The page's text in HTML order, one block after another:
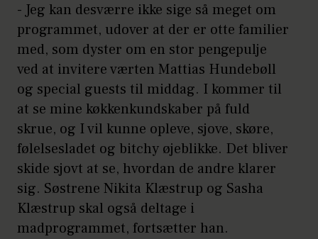
- Jeg kan desværre ikke sige så meget om
programmet, udover at der er otte familier
med, som dyster om en stor pengepulje
ved at invitere værten Mattias Hundebøll
og special guests til middag. I kommer til
at se mine køkkenkundskaber på fuld
skrue, og I vil kunne opleve, sjove, skøre,
følelsesladet og bitchy øjeblikke. Det bliver
skide sjovt at se, hvordan de andre klarer
sig. Søstrene Nikita Klæstrup og Sasha
Klæstrup skal også deltage i
madprogrammet, fortsætter han.